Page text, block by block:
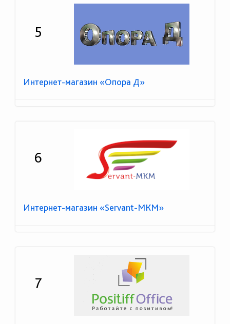
5
Интернет-магазин «Опора Д»
6
Интернет-магазин «Servant-МКМ»
7